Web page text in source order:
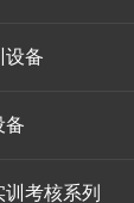
设备
备
考核系列